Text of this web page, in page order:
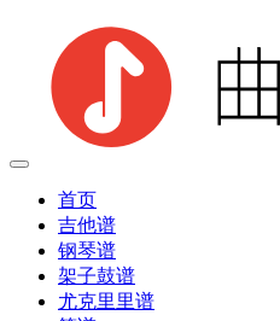
首页
吉他谱
钢琴谱
架子鼓谱
尤克里里谱